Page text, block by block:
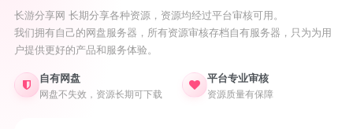
长游分享网 长期分享各种资源，资源均经过平台审核可用。
我们拥有自己的网盘服务器，所有资源审核存档自有服务器，只为为用
户提供更好的产品和服务体验。
自有网盘
网盘不失效，资源长期可下载
平台专业审核
资源质量有保障